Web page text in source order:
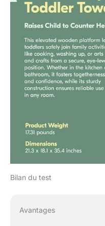
Bilan du test
Avantages